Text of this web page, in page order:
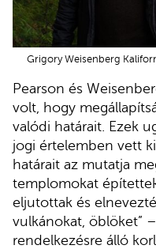
Grigory Weisenberg
Pearson és
volt, hogy
valódi határait. Ezek
jogi értelemben vett
határait az mutatja
templomokat
eljutottak és
vulkánokat, öblöket”
rendelkezésre álló